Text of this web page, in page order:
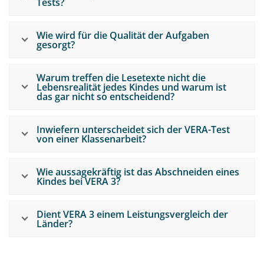
Wie wird für die Qualität der Aufgaben
gesorgt?
Warum treffen die Lesetexte nicht die
Lebensrealität jedes Kindes und warum ist
das gar nicht so entscheidend?
Inwiefern unterscheidet sich der VERA-Test
von einer Klassen­arbeit?
Wie aussagekräftig ist das Abschneiden eines
Kindes bei VERA 3?
Dient VERA 3 einem Leistungsvergleich der
Länder?